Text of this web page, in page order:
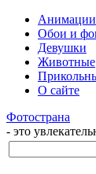
Анимации
Обои и
Девушки
Животные
О сайте
Фотострана
- это